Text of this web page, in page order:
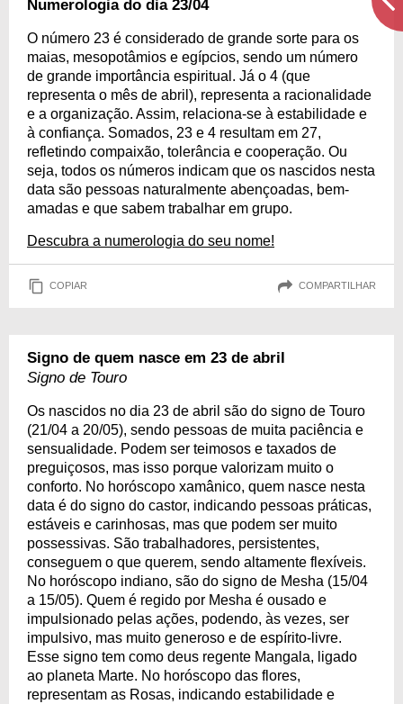
Numerologia do dia 23/04
O número 23 é considerado de grande sorte para os
maias, mesopotâmios e egípcios, sendo um número
de grande importância espiritual. Já o 4 (que
representa o mês de abril), representa a racionalidade
e a organização. Assim, relaciona-se à estabilidade e
à confiança. Somados, 23 e 4 resultam em 27,
refletindo compaixão, tolerância e cooperação. Ou
seja, todos os números indicam que os nascidos nesta
data são pessoas naturalmente abençoadas, bem-
amadas e que sabem trabalhar em grupo.
Descubra a numerologia do seu nome!
COPIAR COMPARTILHAR
Signo de quem nasce em 23 de abril
Signo de Touro
Os nascidos no dia 23 de abril são do signo de Touro
(21/04 a 20/05), sendo pessoas de muita paciência e
sensualidade. Podem ser teimosos e taxados de
preguiçosos, mas isso porque valorizam muito o
conforto. No horóscopo xamânico, quem nasce nesta
data é do signo do castor, indicando pessoas práticas,
estáveis e carinhosas, mas que podem ser muito
possessivas. São trabalhadores, persistentes,
conseguem o que querem, sendo altamente flexíveis.
No horóscopo indiano, são do signo de Mesha (15/04
a 15/05). Quem é regido por Mesha é ousado e
impulsionado pelas ações, podendo, às vezes, ser
impulsivo, mas muito generoso e de espírito-livre.
Esse signo tem como deus regente Mangala, ligado
ao planeta Marte. No horóscopo das flores,
representam as Rosas, indicando estabilidade e